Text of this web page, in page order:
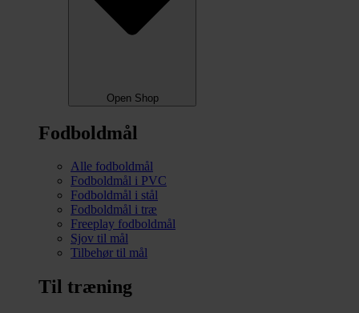
Open Shop
Fodboldmål
Alle fodboldmål
Fodboldmål i PVC
Fodboldmål i stål
Fodboldmål i træ
Freeplay fodboldmål
Sjov til mål
Tilbehør til mål
Til træning